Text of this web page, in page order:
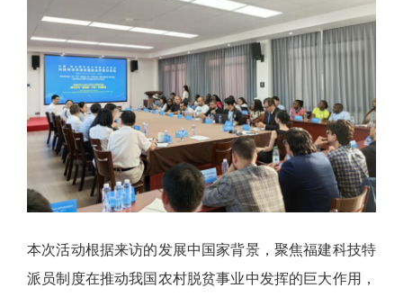
本次活动根据来访的发展中国家背景，聚焦福建科技特
派员制度在推动我国农村脱贫事业中发挥的巨大作用，